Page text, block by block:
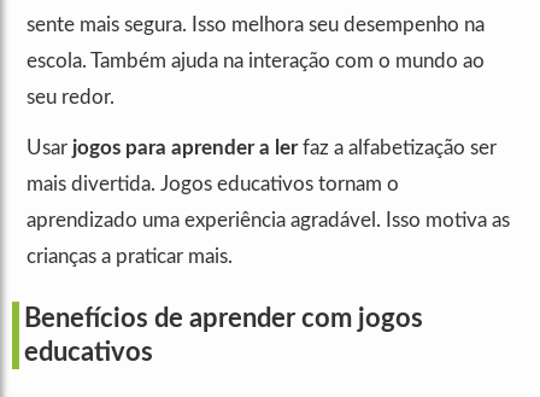
sente mais segura. Isso melhora seu desempenho na
escola. Também ajuda na interação com o mundo ao
seu redor.
Usar jogos para aprender a lerfaz a alfabetização ser
mais divertida. Jogos educativos tornam o
aprendizado uma experiência agradável. Isso motiva as
crianças a praticar mais.
Benefícios de aprender com jogos
educativos